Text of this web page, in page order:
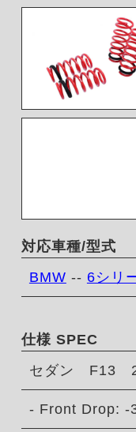
対応車種/型式
BMW -- 6シリ
仕様 SPEC
セダン F13
- Front Drop: -